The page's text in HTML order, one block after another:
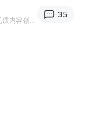
白海豚突然大拐弯 走出罕见路线
·网易号优质内容创作者
35